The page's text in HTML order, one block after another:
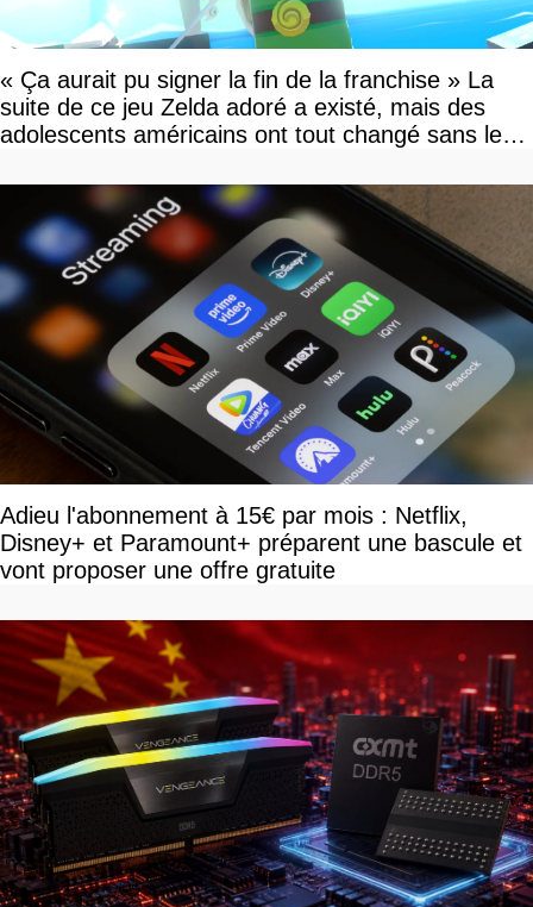
« Ça aurait pu signer la fin de la franchise » La
suite de ce jeu Zelda adoré a existé, mais des
adolescents américains ont tout changé sans le
Adieu l'abonnement à 15€ par mois : Netflix,
Disney+ et Paramount+ préparent une bascule et
vont proposer une offre gratuite